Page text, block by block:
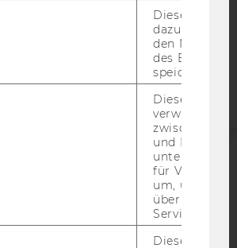
Barrierefreiheitserklärung
Dieser
dazu
den
des
speichern.
Dieses
verwendet,
zwischen
und Bots zu
für Vimeo
um, um
über die
Service zu
Dieses